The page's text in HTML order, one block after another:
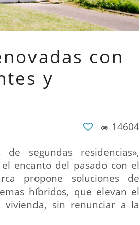
con
y
14604
segundas residencias»,
encanto del pasado con el
propone soluciones de
híbridos, que elevan el
sin renunciar a la